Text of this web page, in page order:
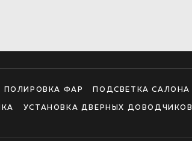
ПОЛИРОВКА ФАР ПОДСВЕТКА САЛОНА
УСТАНОВКА ДВЕРНЫХ ДОВОДЧИКОВ